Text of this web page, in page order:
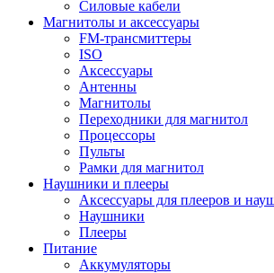
Силовые кабели
Магнитолы и аксессуары
FM-трансмиттеры
ISO
Аксессуары
Антенны
Магнитолы
Переходники для магнитол
Процессоры
Пульты
Рамки для магнитол
Наушники и плееры
Аксессуары для плееров и
Наушники
Плееры
Питание
Аккумуляторы